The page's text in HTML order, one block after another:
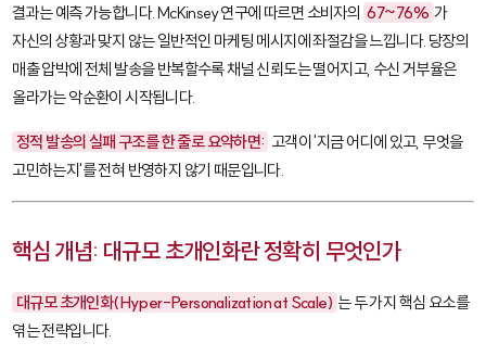
결과는 예측 가능합니다. McKinsey 연구에 따르면 소비자의 67~76% 가
자신의 상황과 맞지 않는 일반적인 마케팅 메시지에 좌절감을 느낍니다. 당장의
매출 압박에 전체 발송을 반복할수록 채널 신뢰도는 떨어지고, 수신 거부율은
올라가는 악순환이 시작됩니다.
정적 발송의 실패 구조를 한 줄로 요약하면: 고객이 '지금 어디에 있고, 무엇을
고민하는지'를 전혀 반영하지 않기 때문입니다.
핵심 개념: 대규모 초개인화란 정확히 무엇인가
대규모 초개인화(Hyper-Personalization at Scale) 는 두 가지 핵심 요소를
엮는 전략입니다.